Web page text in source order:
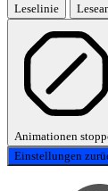
Leselinie
Animationen
Einstellungen